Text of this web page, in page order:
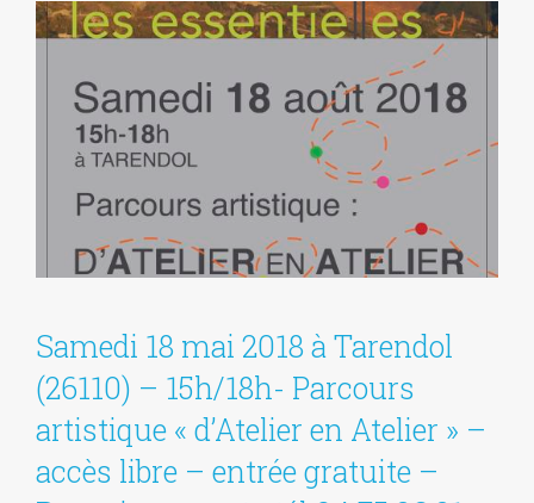
Samedi 18 mai 2018 à Tarendol
(26110) – 15h/18h- Parcours
artistique « d’Atelier en Atelier » –
accès libre – entrée gratuite –